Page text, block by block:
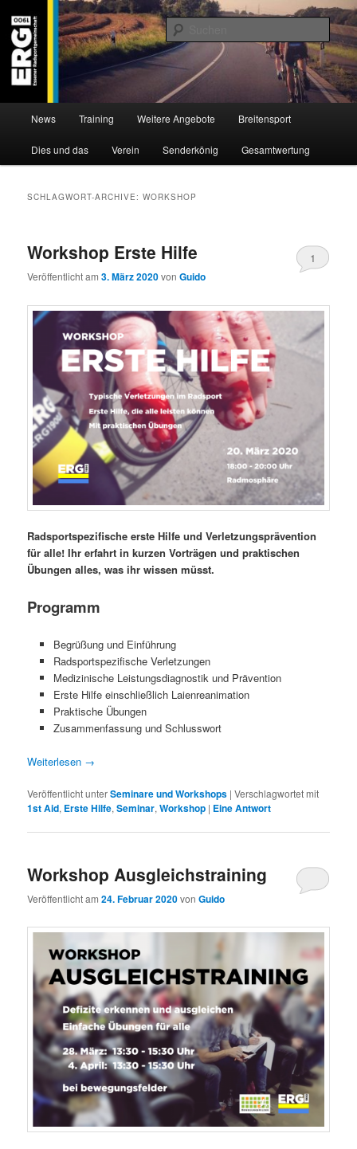
Inhalt
wechseln
sekundären
Inhalt
wechselnERG 1900 e.V
Willkommen bei der Essener Radsportgemeinschaft
News Training Weitere Angebote Breitensport
Dies und das Verein Senderkönig Gesamtwertung
SCHLAGWORT-ARCHIVE:WORKSHOP
Workshop Erste Hilfe
Veröffentlicht am3. März 2020vonGuido
1
Radsportspezifische erste Hilfe und Verletzungsprävention
für alle!Ihr erfahrt in kurzen Vorträgen und praktischen
Übungen alles, was ihr wissen müsst.
Programm
Begrüßung und Einführung
Radsportspezifische Verletzungen
Medizinische Leistungsdiagnostik und Prävention
Erste Hilfe einschließlich Laienreanimation
Praktische Übungen
Zusammenfassung und Schlusswort
Weiterlesen →
Veröffentlicht unterSeminare und Workshops |Verschlagwortet mit
1st Aid, Erste Hilfe,Seminar,Workshop | EineAntwort
Workshop Ausgleichstraining
Veröffentlicht am24. Februar 2020vonGuido